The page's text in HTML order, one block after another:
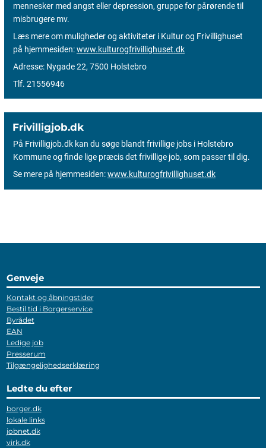
mennesker med angst eller depression, gruppe for pårørende til
misbrugere mv.
Læs mere om muligheder og aktiviteter i Kultur og Frivillighuset
på hjemmesiden:www.kulturogfrivillighuset.dk
Adresse: Nygade 22, 7500 Holstebro
Tlf. 21556946
Frivilligjob.dk
På Frivilligjob.dk kan du søge blandt frivillige jobs i Holstebro
Kommune og finde lige præcis det frivillige job, som passer til dig.
Se mere på hjemmesiden:www.kulturogfrivillighuset.dk
Genveje
Kontakt og åbningstider
Bestil tid i Borgerservice
Byrådet
EAN
Ledige job
Presserum
Tilgængelighedserklæring
Ledte du efter
borger.dk
lokale links
jobnet.dk
virk.dk